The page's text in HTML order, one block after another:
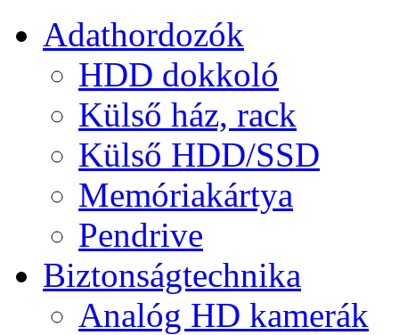
Adathordozók
HDD dokkoló
Külső ház, rack
Külső HDD/SSD
Memóriakártya
Pendrive
Biztonságtechnika
Analóg HD kamerák